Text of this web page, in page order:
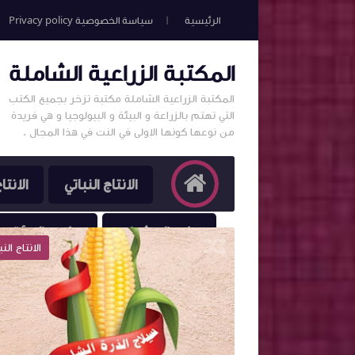
الرئيسية سياسة الخصوصية Privacy policy
المكتبة الزراعية الشاملة
المكتبة الزراعية الشاملة مكتبة تزخر بجميع الكتب
التي تهتم بالزراعة و البيئة و البيولوجيا و هي فريدة
من نوعها كونها الاولى في النت في هذا المجال .
الانتاج النباتي
علم الحشرات علوم البيئة
الانتاج النباتي